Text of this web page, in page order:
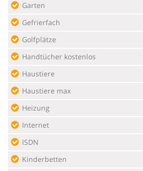
Garten
Gefrierfach
Golfplätze
Handtücher kostenlos
Haustiere
Haustiere max
Heizung
Internet
ISDN
Kinderbetten